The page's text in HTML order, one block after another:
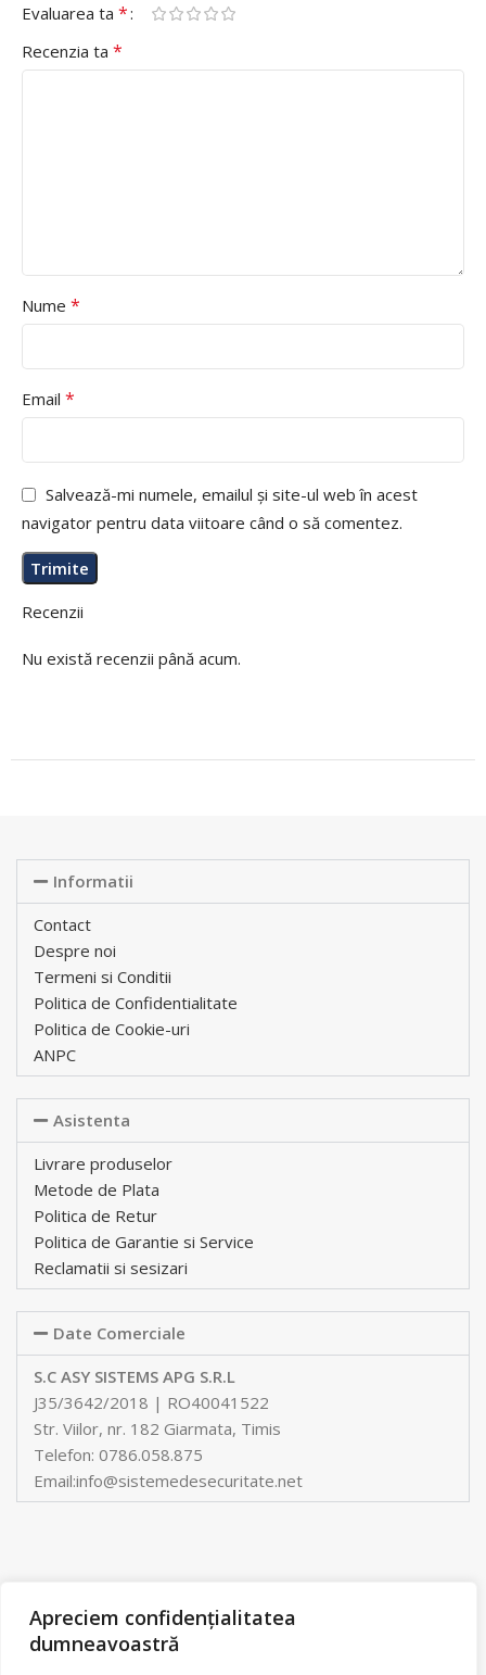
Apreciem confidențialitatea
dumneavoastră
Recenzii
Nu există recenzii până acum.
Evaluarea ta *
Recenzia ta *
Nume *
Email *
Salvează-mi numele, emailul și site-ul web în acest
navigator pentru data viitoare când o să comentez.
Informatii
Contact
Despre noi
Termeni si Conditii
Politica de Confidentialitate
Politica de Cookie-uri
ANPC
Asistenta
Livrare produselor
Metode de Plata
Politica de Retur
Politica de Garantie si Service
Reclamatii si sesizari
Date Comerciale
S.C ASY SISTEMS APG S.R.L
J35/3642/2018 | RO40041522
Str. Viilor, nr. 182 Giarmata, Timis
Telefon: 0786.058.875
Email:info@sistemedesecuritate.net